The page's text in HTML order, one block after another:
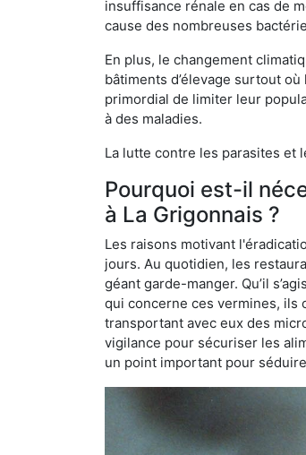
insuffisance rénale en cas de
cause des nombreuses
En plus, le changement
bâtiments d’élevage surtout
primordial de limiter leur
à des maladies.
La lutte contre les parasites et
Pourquoi est-il
à La Grigonnais ?
Les raisons motivant
jours. Au quotidien, les
géant garde-manger. Qu’il
qui concerne ces vermines, ils
transportant avec eux des
vigilance pour sécuriser les
un point important pour